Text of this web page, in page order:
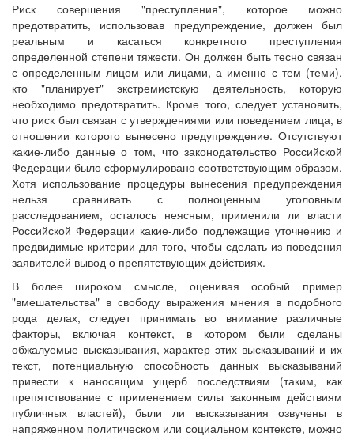
Риск совершения "преступления", которое можно
предотвратить, использовав предупреждение, должен был
реальным и касаться конкретного преступления
определенной степени тяжести. Он должен быть тесно связан
с определенным лицом или лицами, а именно с тем (теми),
кто "планирует" экстремистскую деятельность, которую
необходимо предотвратить. Кроме того, следует установить,
что риск был связан с утверждениями или поведением лица, в
отношении которого вынесено предупреждение. Отсутствуют
какие-либо данные о том, что законодательство Российской
Федерации было сформулировано соответствующим образом.
Хотя использование процедуры вынесения предупреждения
нельзя сравнивать с полноценным уголовным
расследованием, осталось неясным, применили ли власти
Российской Федерации какие-либо подлежащие уточнению и
предвидимые критерии для того, чтобы сделать из поведения
заявителей вывод о препятствующих действиях.
В более широком смысле, оценивая особый пример
"вмешательства" в свободу выражения мнения в подобного
рода делах, следует принимать во внимание различные
факторы, включая контекст, в котором были сделаны
обжалуемые высказывания, характер этих высказываний и их
текст, потенциальную способность данных высказываний
привести к наносящим ущерб последствиям (таким, как
препятствование с применением силы законным действиям
публичных властей), были ли высказывания озвучены в
напряженном политическом или социальном контексте, можно